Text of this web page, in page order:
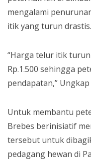
mengalami
itik yang turun drastis.
“Harga telur itik turun
Rp.1.500 sehingga
pendapatan,”
Untuk membantu
Brebes berinisiatif
tersebut untuk
pedagang hewan di